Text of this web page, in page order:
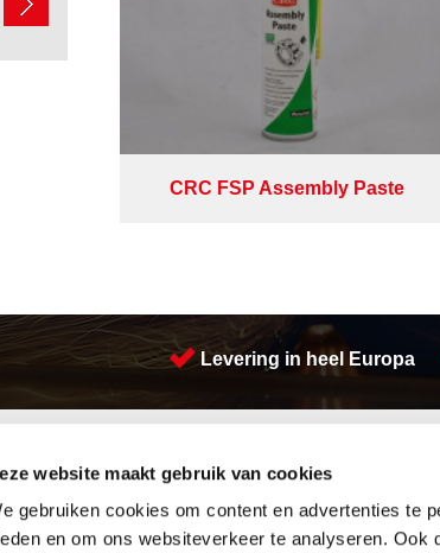
website maakt gebruik van cookies
gebruiken cookies om content en advertenties te
en om ons websiteverkeer te analyseren.
CRC FSP Assembly Paste
Levering in heel Europa
Afdichtingen en Rubbers
materialen
Hang en sluitwerk
onderdelen